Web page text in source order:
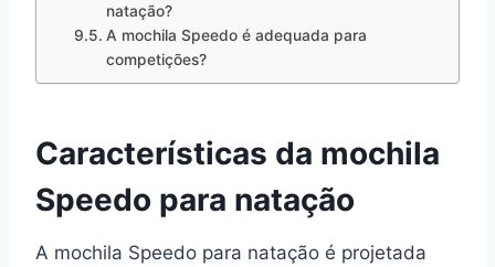
natação?
A mochila Speedo é adequada para
competições?
Características da mochila
Speedo para natação
A mochila Speedo para natação é projetada